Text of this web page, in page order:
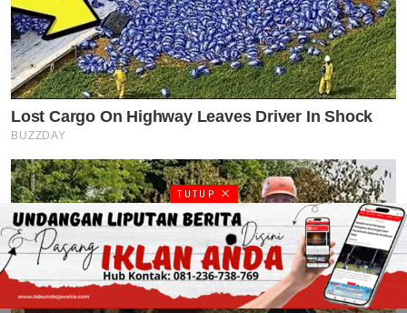
TUTUP